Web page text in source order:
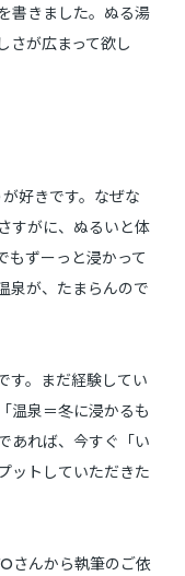
書きました。ぬる湯
さが広まって欲し
好きです。なぜな
すがに、ぬるいと体
もずーっと浸かって
泉が、たまらんので
す。まだ経験してい
温泉＝冬に浸かるも
あれば、今すぐ「い
ットしていただきた
さんから執筆のご依